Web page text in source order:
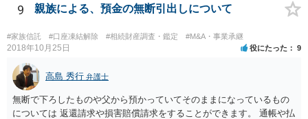
の事だけ考えるべきなのでしょうか ・・・お子さんの事をまで含め良
い解決案があればお悩みになるのは当然と言えば当然のことです。 彼
と親子関係を結びたいと思っているが、名字は変えたくない・・・養
子縁組の必要があり 氏も変更することになります。 しかし 彼は成人
しているとは言え、自分の子と私の連れ子、全て平等にしたいと希
望。もちろん私もそうできればと思います。 ・・・婚姻前の契約 あ
るいは 遺言書などで その意思を実現する方法はあります。 弁護
士に相談してみてください。
9 親族による、預金の無断引出しについて
#家族信託 #口座凍結解除 #相続財産調査・鑑定 #M&A・事業承継
2018年10月25日 役にたった 9
高島 秀行 弁護士
無断で下ろしたものや父から預かっていてそのままになっているもの
については 返還請求や損害賠償請求をすることができます。 通帳や払